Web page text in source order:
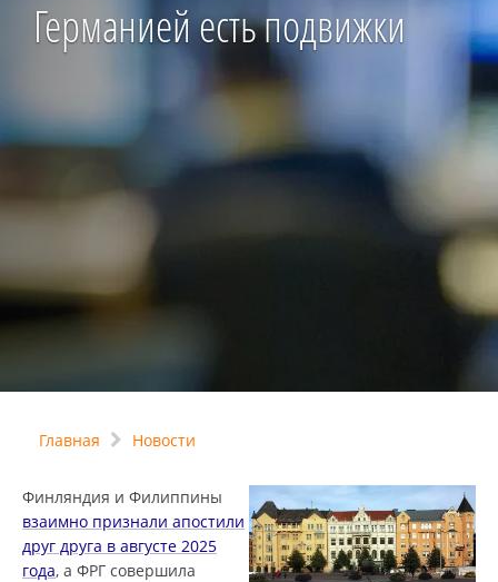
Германией есть подвижки
Главная Новости
Финляндия и Филиппины
взаимно признали апостили
друг друга в августе 2025
года, а ФРГ совершила